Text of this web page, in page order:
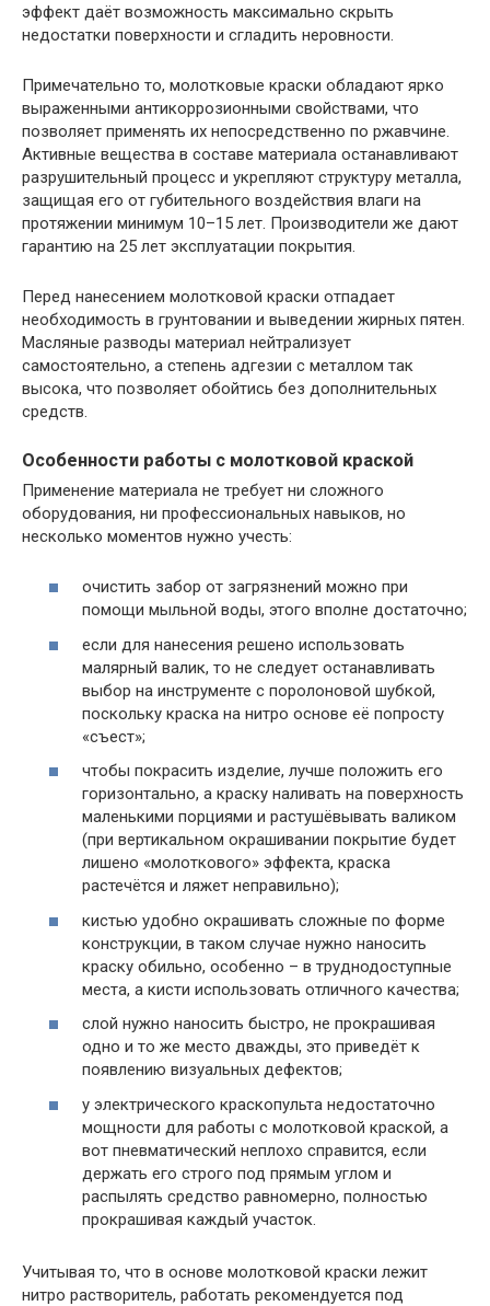
эффект даёт возможность максимально скрыть
недостатки поверхности и сгладить неровности.
Примечательно то, молотковые краски обладают ярко
выраженными антикоррозионными свойствами, что
позволяет применять их непосредственно по ржавчине.
Активные вещества в составе материала останавливают
разрушительный процесс и укрепляют структуру металла,
защищая его от губительного воздействия влаги на
протяжении минимум 10–15 лет. Производители же дают
гарантию на 25 лет эксплуатации покрытия.
Перед нанесением молотковой краски отпадает
необходимость в грунтовании и выведении жирных пятен.
Масляные разводы материал нейтрализует
самостоятельно, а степень адгезии с металлом так
высока, что позволяет обойтись без дополнительных
средств.
Особенности работы с молотковой краской
Применение материала не требует ни сложного
оборудования, ни профессиональных навыков, но
несколько моментов нужно учесть:
очистить забор от загрязнений можно при
помощи мыльной воды, этого вполне достаточно;
если для нанесения решено использовать
малярный валик, то не следует останавливать
выбор на инструменте с поролоновой шубкой,
поскольку краска на нитро основе её попросту
«съест»;
чтобы покрасить изделие, лучше положить его
горизонтально, а краску наливать на поверхность
маленькими порциями и растушёвывать валиком
(при вертикальном окрашивании покрытие будет
лишено «молоткового» эффекта, краска
растечётся и ляжет неправильно);
кистью удобно окрашивать сложные по форме
конструкции, в таком случае нужно наносить
краску обильно, особенно – в труднодоступные
места, а кисти использовать отличного качества;
слой нужно наносить быстро, не прокрашивая
одно и то же место дважды, это приведёт к
появлению визуальных дефектов;
у электрического краскопульта недостаточно
мощности для работы с молотковой краской, а
вот пневматический неплохо справится, если
держать его строго под прямым углом и
распылять средство равномерно, полностью
прокрашивая каждый участок.
Учитывая то, что в основе молотковой краски лежит
нитро растворитель, работать рекомендуется под